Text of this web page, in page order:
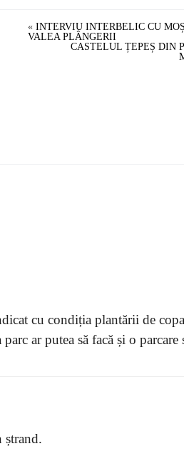
«INTERVIU INTERBELIC CU
VALEA PLÂNGERII
CASTELUL ȚEPEȘ DIN
cu condiția plantării de
ar putea să facă și o parcare
ștrand.